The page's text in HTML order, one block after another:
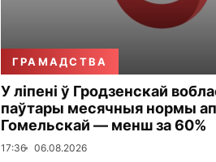
ГРАМАДСТВА
У ліпені ў Гродзенскай
паўтары месячныя нормы
Гомельскай — менш за 60%
17:36 06.08.2026